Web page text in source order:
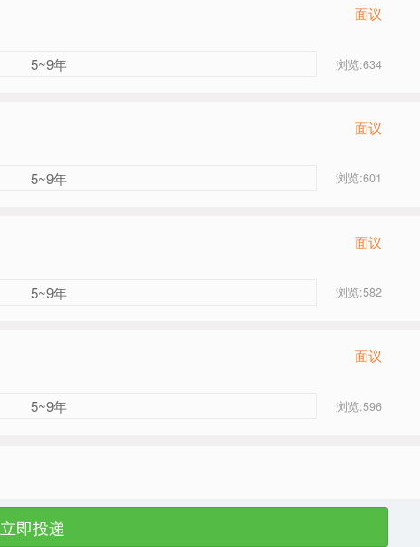
面议
5~9年 浏览:634
面议
5~9年 浏览:601
面议
5~9年 浏览:582
面议
5~9年 浏览:596
立即投递